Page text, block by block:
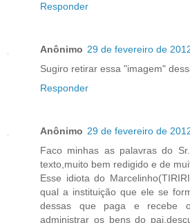
Responder
Anônimo 29 de fevereiro de
Sugiro retirar essa "imagem"
Responder
Anônimo 29 de fevereiro de
Faco minhas as palavras do
texto,muito bem redigido e de
Esse idiota do
qual a instituição que ele se
dessas que paga e recebe
administrar os bens do